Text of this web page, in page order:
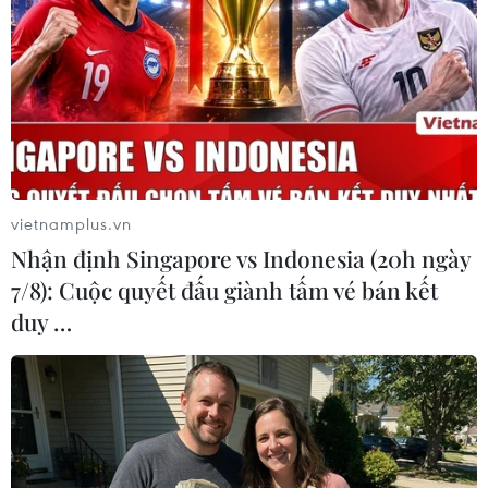
điều tra vụ án "Thao túng thị trường chứng khoán" xảy
ra tại Công ty Cổ phần Tập đoàn FLC, Công ty Cổ phần
Chứng khoán BOS và các công ty liên quan.
vietnamplus.vn
Nhận định Singapore vs Indonesia (20h ngày
7/8): Cuộc quyết đấu giành tấm vé bán kết
duy …